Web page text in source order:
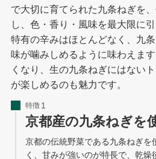
で大切に育てられた九条ねぎを
し、色・香り・風味を最大限に
特有の辛みはほとんどなく、九
味が噛みしめるように味わえま
くなり、生の九条ねぎにはない
が楽しめるのも魅力です。
特徴
京都産の九条ねぎを
京都の伝統野菜である九条ねぎを
く、甘みが強いのが特長で、乾